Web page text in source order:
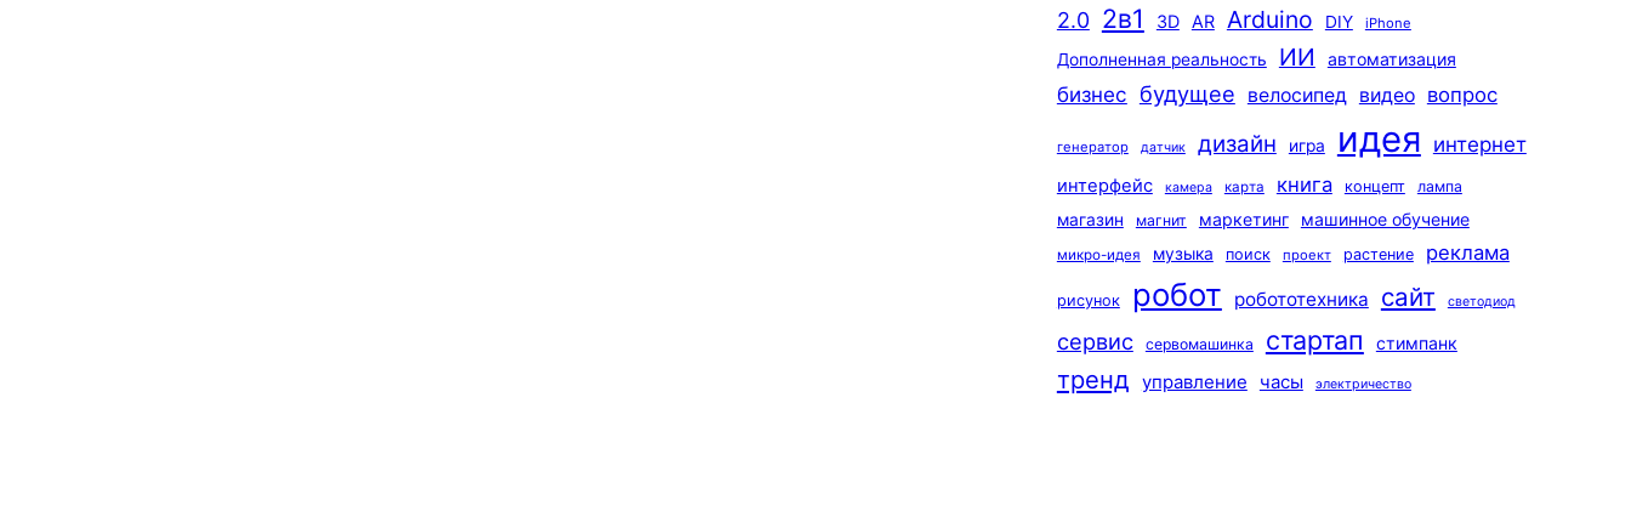
2.0 2в1 3D AR Arduino DIY iPhone
Дополненная реальность ИИ автоматизация
бизнес будущее велосипед видео вопрос
генератор датчик дизайн игра идея интернет
интерфейс камера карта книга концепт лампа
магазин магнит маркетинг машинное обучение
микро-идея музыка поиск проект растение реклама
рисунок робот робототехника сайт светодиод
сервис сервомашинка стартап стимпанк
тренд управление часы электричество